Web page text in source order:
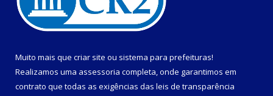
Muito mais que criar site ou sistema para prefeituras!
Realizamos uma assessoria completa, onde garantimos em
contrato que todas as exigências das leis de transparência